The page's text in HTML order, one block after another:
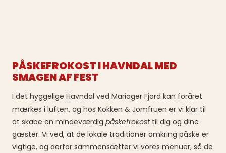
PÅSKEFROKOST I HAVNDAL MED
SMAGEN AF FEST
I det hyggelige Havndal ved Mariager Fjord kan foråret
mærkes i luften, og hos Kokken & Jomfruen er vi klar til
at skabe en mindeværdig påskefrokosttil dig og dine
gæster. Vi ved, at de lokale traditioner omkring påske er
vigtige, og derfor sammensætter vi vores menuer, så de